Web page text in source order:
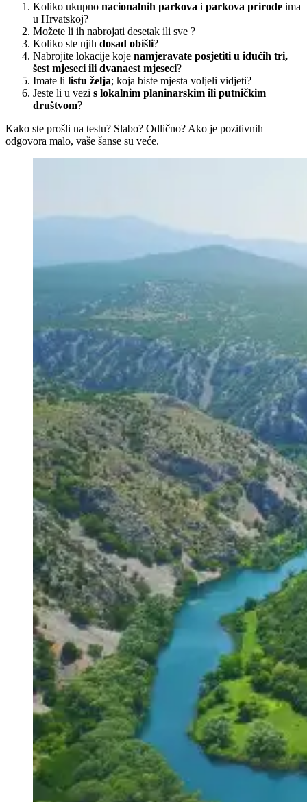
Koliko ukupno nacionalnih parkova i parkova prirode ima
u Hrvatskoj?
Možete li ih nabrojati desetak ili sve ?
Koliko ste njih dosad obišli?
Nabrojite lokacije koje namjeravate posjetiti u idućih tri,
šest mjeseci ili dvanaest mjeseci?
Imate li listu želja; koja biste mjesta voljeli vidjeti?
Jeste li u vezi s lokalnim planinarskim ili putničkim
društvom?
Kako ste prošli na testu? Slabo? Odlično? Ako je pozitivnih
odgovora malo, vaše šanse su veće.